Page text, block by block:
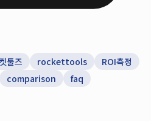
툴즈 rockettools
ROI측정
comparison faq